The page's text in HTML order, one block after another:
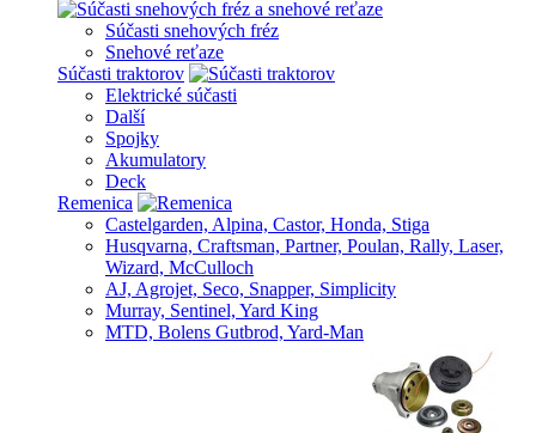
Súčasti snehových fréz
Snehové reťaze
Súčasti traktorov
Elektrické súčasti
Další
Spojky
Akumulatory
Deck
Remenica
Castelgarden, Alpina, Castor, Honda, Stiga
Husqvarna, Craftsman, Partner, Poulan, Rally, Laser,
Wizard, McCulloch
AJ, Agrojet, Seco, Snapper, Simplicity
Murray, Sentinel, Yard King
MTD, Bolens Gutbrod, Yard-Man